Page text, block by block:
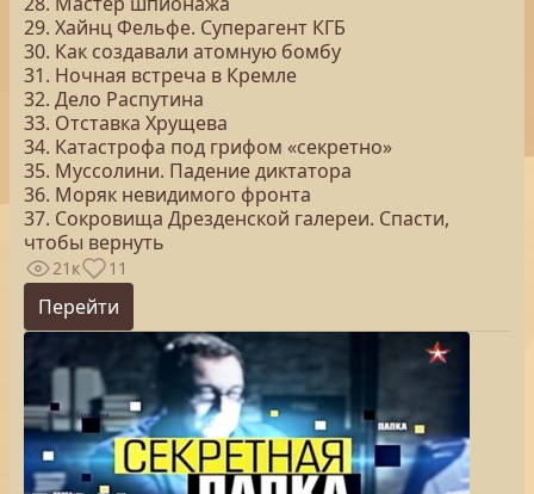
29. Хайнц Фельфе. Суперагент КГБ
30. Как создавали атомную бомбу
31. Ночная встреча в Кремле
32. Дело Распутина
33. Отставка Хрущева
34. Катастрофа под грифом «секретно»
35. Муссолини. Падение диктатора
36. Моряк невидимого фронта
37. Сокровища Дрезденской галереи. Спасти,
чтобы вернуть
21к 11
Перейти